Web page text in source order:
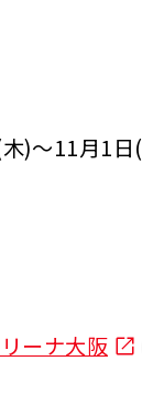
)～11月1日
ーナ大阪